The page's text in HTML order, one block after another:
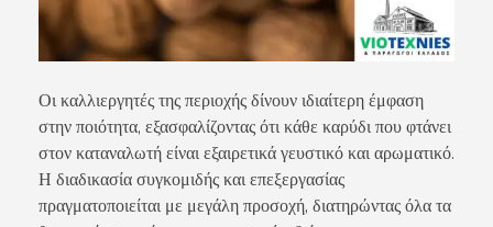
Οι καλλιεργητές της περιοχής δίνουν ιδιαίτερη έμφαση
στην ποιότητα, εξασφαλίζοντας ότι κάθε καρύδι που φτάνει
στον καταναλωτή είναι εξαιρετικά γευστικό και αρωματικό.
Η διαδικασία συγκομιδής και επεξεργασίας
πραγματοποιείται με μεγάλη προσοχή, διατηρώντας όλα τα